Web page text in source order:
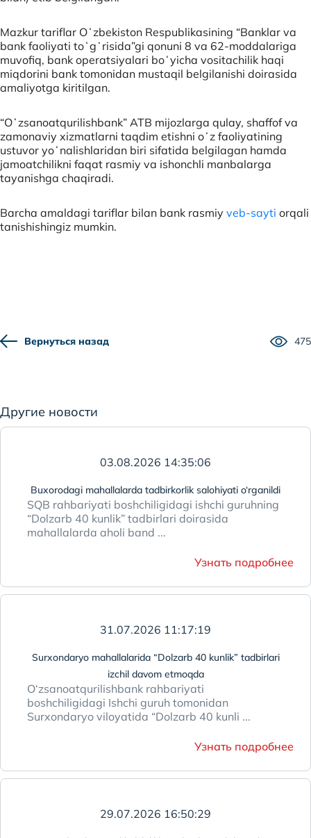
Mazkur tariflar Oʻzbekiston Respublikasining “Banklar va
bank faoliyati toʻgʻrisida”gi qonuni 8 va 62-moddalariga
muvofiq, bank operatsiyalari boʻyicha vositachilik haqi
miqdorini bank tomonidan mustaqil belgilanishi doirasida
amaliyotga kiritilgan.
“Oʻzsanoatqurilishbank” ATB mijozlarga qulay, shaffof va
zamonaviy xizmatlarni taqdim etishni oʻz faoliyatining
ustuvor yoʻnalishlaridan biri sifatida belgilagan hamda
jamoatchilikni faqat rasmiy va ishonchli manbalarga
tayanishga chaqiradi.
Barcha amaldagi tariflar bilan bank rasmiy veb-sayti orqali
tanishishingiz mumkin.
Вернуться назад 475
Другие новости
03.08.2026 14:35:06
Buxorodagi mahallalarda tadbirkorlik salohiyati o‘rganildi
SQB rahbariyati boshchiligidagi ishchi guruhning
“Dolzarb 40 kunlik” tadbirlari doirasida
mahallalarda aholi band ...
Узнать подробнее
31.07.2026 11:17:19
Surxondaryo mahallalarida “Dolzarb 40 kunlik” tadbirlari
izchil davom etmoqda
O‘zsanoatqurilishbank rahbariyati
boshchiligidagi Ishchi guruh tomonidan
Surxondaryo viloyatida “Dolzarb 40 kunli ...
Узнать подробнее
29.07.2026 16:50:29